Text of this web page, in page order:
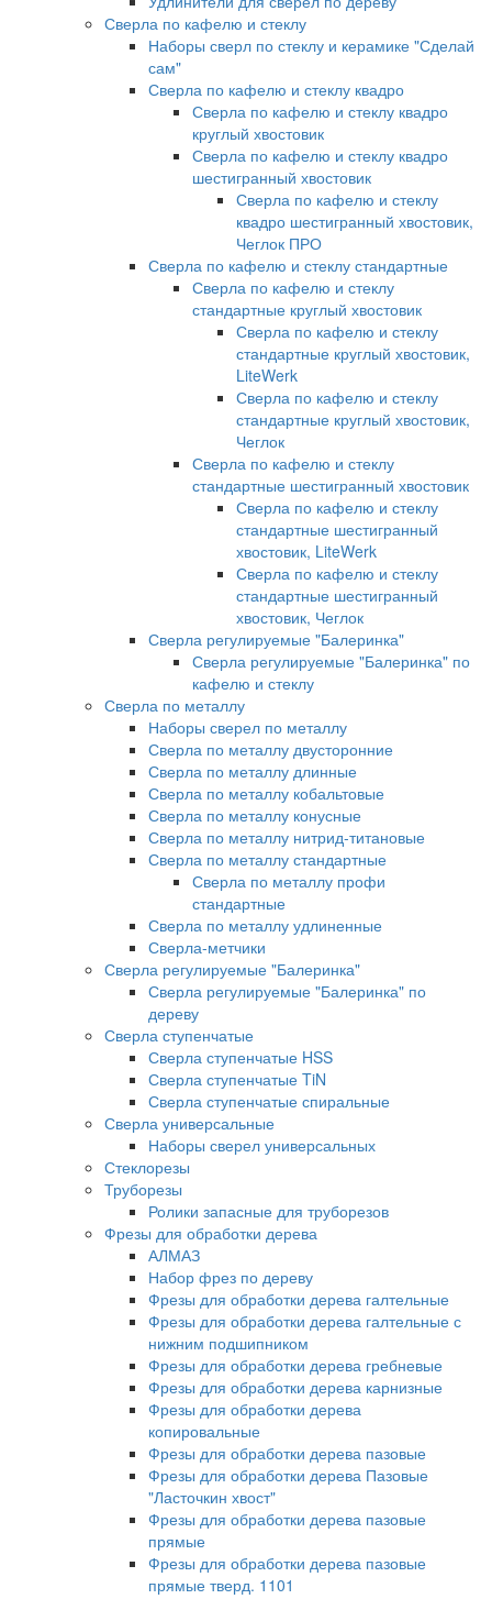
Сверла по кафелю и стеклу
Наборы сверл по стеклу и керамике "Сделай
сам"
Сверла по кафелю и стеклу квадро
Сверла по кафелю и стеклу квадро
круглый хвостовик
Сверла по кафелю и стеклу квадро
шестигранный хвостовик
Сверла по кафелю и стеклу
квадро шестигранный хвостовик,
Чеглок ПРО
Сверла по кафелю и стеклу стандартные
Сверла по кафелю и стеклу
стандартные круглый хвостовик
Сверла по кафелю и стеклу
стандартные круглый хвостовик,
LiteWerk
Сверла по кафелю и стеклу
стандартные круглый хвостовик,
Чеглок
Сверла по кафелю и стеклу
стандартные шестигранный хвостовик
Сверла по кафелю и стеклу
стандартные шестигранный
хвостовик, LiteWerk
Сверла по кафелю и стеклу
стандартные шестигранный
хвостовик, Чеглок
Сверла регулируемые "Балеринка"
Сверла регулируемые "Балеринка" по
кафелю и стеклу
Сверла по металлу
Наборы сверел по металлу
Сверла по металлу двусторонние
Сверла по металлу длинные
Сверла по металлу кобальтовые
Сверла по металлу конусные
Сверла по металлу нитрид-титановые
Сверла по металлу стандартные
Сверла по металлу профи
стандартные
Сверла по металлу удлиненные
Сверла-метчики
Сверла регулируемые "Балеринка"
Сверла регулируемые "Балеринка" по
дереву
Сверла ступенчатые
Сверла ступенчатые HSS
Сверла ступенчатые TiN
Сверла ступенчатые спиральные
Сверла универсальные
Наборы сверел универсальных
Стеклорезы
Труборезы
Ролики запасные для труборезов
Фрезы для обработки дерева
АЛМАЗ
Набор фрез по дереву
Фрезы для обработки дерева галтельные
Фрезы для обработки дерева галтельные с
нижним подшипником
Фрезы для обработки дерева гребневые
Фрезы для обработки дерева карнизные
Фрезы для обработки дерева
копировальные
Фрезы для обработки дерева пазовые
Фрезы для обработки дерева Пазовые
"Ласточкин хвост"
Фрезы для обработки дерева пазовые
прямые
Фрезы для обработки дерева пазовые
прямые тверд. 1101